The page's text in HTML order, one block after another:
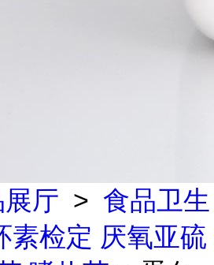
厅 > 食品卫生
素检定 厌氧亚硫